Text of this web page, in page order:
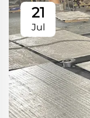
21
Jul